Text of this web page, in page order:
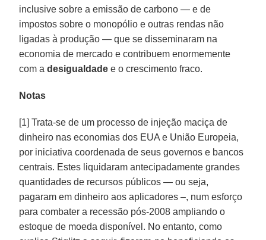
inclusive sobre a emissão de carbono — e de
impostos sobre o monopólio e outras rendas não
ligadas à produção — que se disseminaram na
economia de mercado e contribuem enormemente
com adesigualdade e o crescimento fraco.
Notas
[1] Trata-se de um processo de injeção maciça de
dinheiro nas economias dos EUA e União Europeia,
por iniciativa coordenada de seus governos e bancos
centrais. Estes liquidaram antecipadamente grandes
quantidades de recursos públicos — ou seja,
pagaram em dinheiro aos aplicadores –, num esforço
para combater a recessão pós-2008 ampliando o
estoque de moeda disponível. No entanto, como